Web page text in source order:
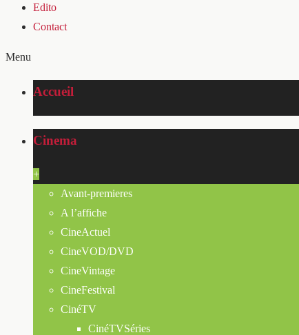
Edito
Contact
Menu
Accueil
Cinema
+
Avant-premieres
A l’affiche
CineActuel
CineVOD/DVD
CineVintage
CineFestival
CinéTV
CinéTVSéries